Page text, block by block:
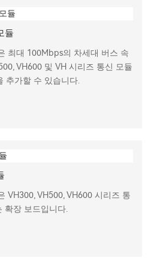
듈
최대 100Mbps의 차세대 버스 속
VH600 및 VH 시리즈 통신 모듈
추가할 수 있습니다.
VH300, VH500, VH600 시리즈 통
확장 보드입니다.